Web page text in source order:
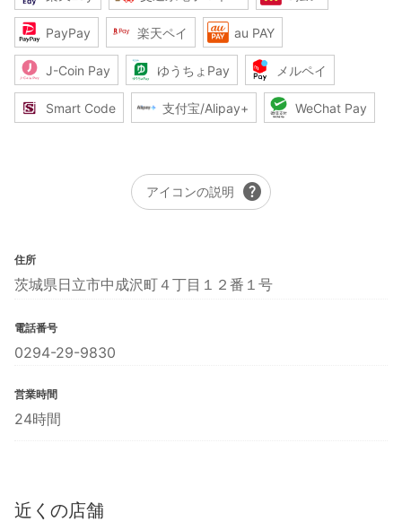
PayPay 楽天ペイ au PAY
J-Coin Pay ゆうちょPay メルペイ
Smart Code 支付宝/Alipay+ WeChat Pay
アイコンの説明 help
住所
茨城県日立市中成沢町４丁目１２番１号
電話番号
0294-29-9830
営業時間
24時間
近くの店舗